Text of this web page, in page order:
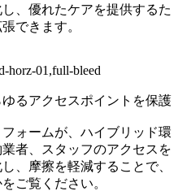
、優れたケアを提供するた
できます。
horz-01,full-bleed
るアクセスポイントを保護
ォームが、ハイブリッド環
者、スタッフのアクセスを
、摩擦を軽減することで、
ご覧ください。